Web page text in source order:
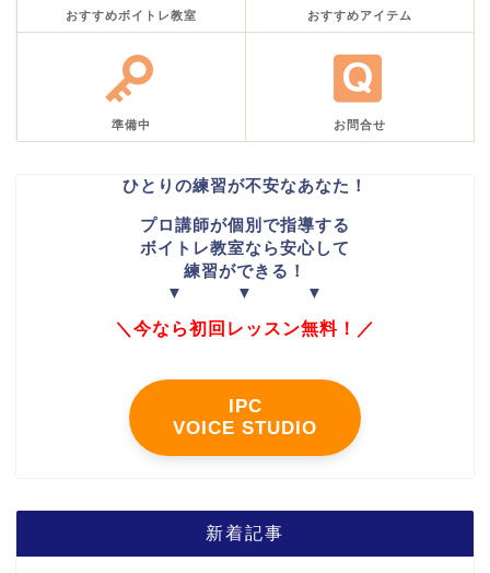
おすすめボイトレ教室 おすすめアイテム
準備中 お問合せ
ひとりの練習が不安なあなた！
プロ講師が個別で指導する
ボイトレ教室なら安心して
練習ができる！
▼ ▼ ▼
＼今なら初回レッスン無料！／
IPC
VOICE STUDIO
新着記事